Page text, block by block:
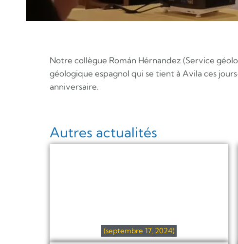
Notre collègue Román Hérnandez (Service
géologique espagnol qui se tient à Avila ces
anniversaire.
Autres actualités
(septembre 17, 2024)